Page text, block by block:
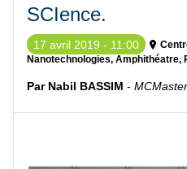
SCIence.
17 avril 2019 - 11:00
Nanotechnologies, Amphithéatre,
Par Nabil BASSIM -